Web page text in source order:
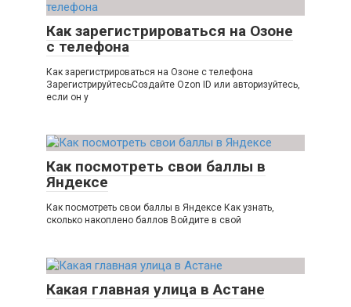
Как зарегистрироваться на Озоне
с телефона
Как зарегистрироваться на Озоне с телефона
ЗарегистрируйтесьСоздайте Ozon ID или авторизуйтесь,
если он у
Как посмотреть свои баллы в
Яндексе
Как посмотреть свои баллы в Яндексе Как узнать,
сколько накоплено баллов Войдите в свой
Какая главная улица в Астане